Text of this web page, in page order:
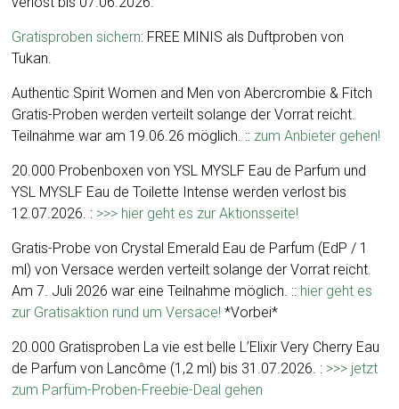
Gratisproben sichern: FREE MINIS als Duftproben von
Tukan.
Authentic Spirit Women and Men von Abercrombie & Fitch
Gratis-Proben werden verteilt solange der Vorrat reicht.
Teilnahme war am 19.06.26 möglich. :: zum Anbieter gehen!
20.000 Probenboxen von YSL MYSLF Eau de Parfum und
YSL MYSLF Eau de Toilette Intense werden verlost bis
12.07.2026. : >>> hier geht es zur Aktionsseite!
Gratis-Probe von Crystal Emerald Eau de Parfum (EdP / 1
ml) von Versace werden verteilt solange der Vorrat reicht.
Am 7. Juli 2026 war eine Teilnahme möglich. :: hier geht es
zur Gratisaktion rund um Versace! *Vorbei*
20.000 Gratisproben La vie est belle L’Elixir Very Cherry Eau
de Parfum von Lancôme (1,2 ml) bis 31.07.2026. : >>> jetzt
zum Parfüm-Proben-Freebie-Deal gehen